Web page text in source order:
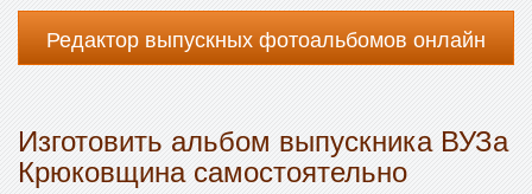
Редактор выпускных фотоальбомов онлайн
Изготовить альбом выпускника ВУЗа
Крюковщина самостоятельно